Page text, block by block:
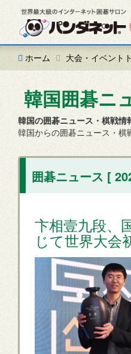
ホーム
大会・イベント
韓国囲碁ニ
韓国の囲碁ニュース・棋戦情
韓国からの囲碁ニュース・棋
囲碁ニュース [
卞相壹九段、
じて世界大会